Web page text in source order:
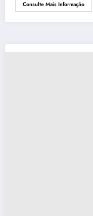
Consulte Mais Informação